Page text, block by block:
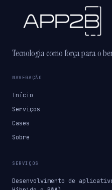
Tecnologia como força para o
NAVEGAÇÃO
Início
Serviços
Cases
Sobre
SERVIÇOS
Desenvolvimento de